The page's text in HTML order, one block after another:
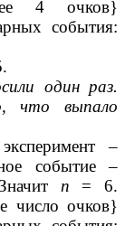
4 очков}
события:
один раз.
что выпало
–
событие –
п = 6.
число очков}